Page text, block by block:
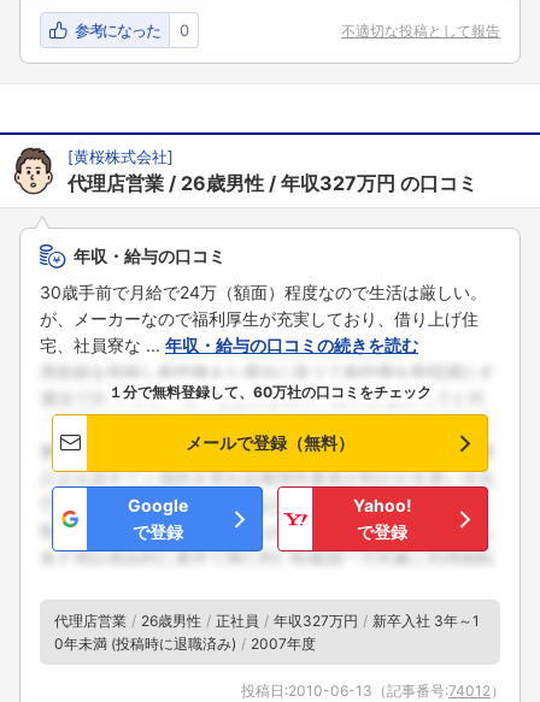
参考になった 0 不適切な投稿として報告
[黄桜株式会社]
代理店営業 26歳男性 年収327万円 の口コミ
年収・給与の口コミ
30歳手前で月給で24万（額面）程度なので生活は厳しい。
が、メーカーなので福利厚生が充実しており、借り上げ住
宅、社員寮な ... 年収・給与の口コミの続きを読む
１分で無料登録して、60万社の口コミをチェック
メールで登録（無料）
Google
で登録
Yahoo!
で登録
代理店営業 26歳男性 正社員 年収327万円
新卒入社 3年～1
0年未満 (投稿時に退職済み)
2007年度
投稿日:2010-06-13 （記事番号:74012）